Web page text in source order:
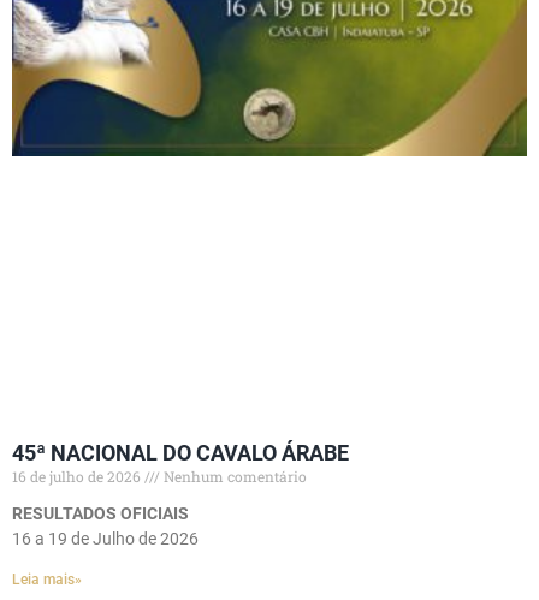
45ª NACIONAL DO CAVALO ÁRABE
16 de julho de 2026
Nenhum comentário
RESULTADOS OFICIAIS
16 a 19 de Julho de 2026
Leia mais»